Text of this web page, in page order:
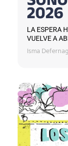
2026
LA ESPERA
VUELVE A
Isma Defern